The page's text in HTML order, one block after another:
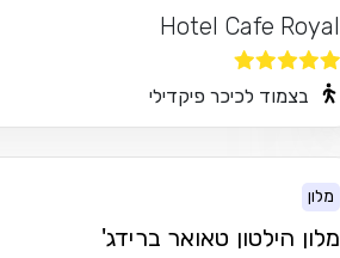
Hotel Cafe Royal
בצמוד לכיכר פיקדילי
מלון
מלון הילטון טאואר ברידג'